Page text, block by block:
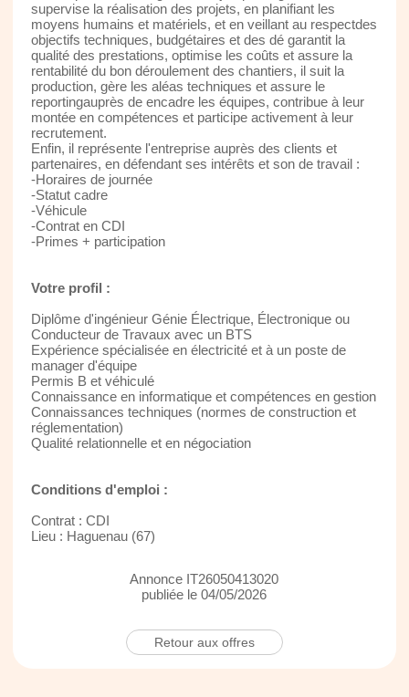
supervise la réalisation des projets, en planifiant les
moyens humains et matériels, et en veillant au respectdes
objectifs techniques, budgétaires et des dé garantit la
qualité des prestations, optimise les coûts et assure la
rentabilité du bon déroulement des chantiers, il suit la
production, gère les aléas techniques et assure le
reportingauprès de encadre les équipes, contribue à leur
montée en compétences et participe activement à leur
recrutement.
Enfin, il représente l'entreprise auprès des clients et
partenaires, en défendant ses intérêts et son de travail :
-Horaires de journée
-Statut cadre
-Véhicule
-Contrat en CDI
-Primes + participation
Votre profil :
Diplôme d'ingénieur Génie Électrique, Électronique ou
Conducteur de Travaux avec un BTS
Expérience spécialisée en électricité et à un poste de
manager d'équipe
Permis B et véhiculé
Connaissance en informatique et compétences en gestion
Connaissances techniques (normes de construction et
réglementation)
Qualité relationnelle et en négociation
Conditions d'emploi :
Contrat : CDI
Lieu : Haguenau (67)
Annonce IT26050413020
publiée le 04/05/2026
Retour aux offres